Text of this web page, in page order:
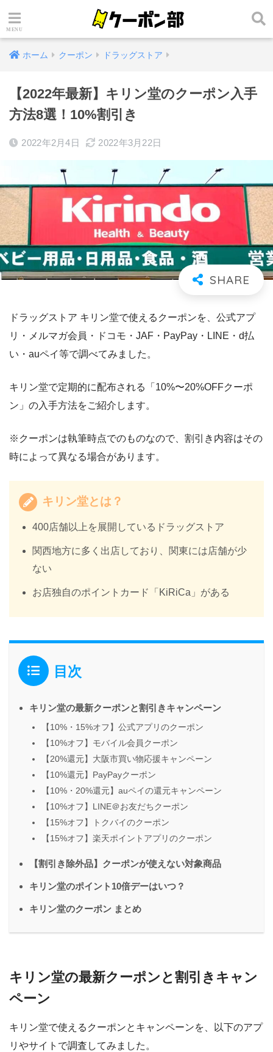
ホーム クーポン ドラッグストア
【2022年最新】キリン堂のクーポン入手
方法8選！10%割引き
2022年2月4日 2022年3月22日
ドラッグストア キリン堂で使えるクーポンを、公式アプ
リ・メルマガ会員・ドコモ・JAF・PayPay・LINE・d払
い・auペイ等で調べてみました。
キリン堂で定期的に配布される「10%〜20%OFFクーポ
ン」の入手方法をご紹介します。
※クーポンは執筆時点でのものなので、割引き内容はその
時によって異なる場合があります。
キリン堂とは？
400店舗以上を展開しているドラッグストア
関西地方に多く出店しており、関東には店舗が少
ない
お店独自のポイントカード「KiRiCa」がある
目次
キリン堂の最新クーポンと割引きキャンペーン
【10%・15%オフ】公式アプリのクーポン
【10%オフ】モバイル会員クーポン
【20%還元】大阪市買い物応援キャンペーン
【10%還元】PayPayクーポン
【10%・20%還元】auペイの還元キャンペーン
【10%オフ】LINE＠お友だちクーポン
【15%オフ】トクバイのクーポン
【15%オフ】楽天ポイントアプリのクーポン
【割引き除外品】クーポンが使えない対象商品
キリン堂のポイント10倍デーはいつ？
キリン堂のクーポン まとめ
キリン堂の最新クーポンと割引きキャン
ペーン
キリン堂で使えるクーポンとキャンペーンを、以下のアプ
リやサイトで調査してみました。